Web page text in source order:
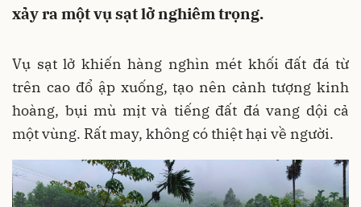
xảy ra một vụ sạt lở nghiêm trọng.
Vụ sạt lở khiến hàng nghìn mét khối đất đá từ
trên cao đổ ập xuống, tạo nên cảnh tượng kinh
hoàng, bụi mù mịt và tiếng đất đá vang dội cả
một vùng. Rất may, không có thiệt hại về người.